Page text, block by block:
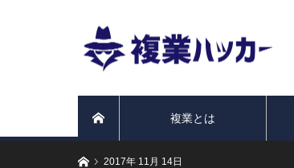
複業とは
ホーム2017年 11月 14日